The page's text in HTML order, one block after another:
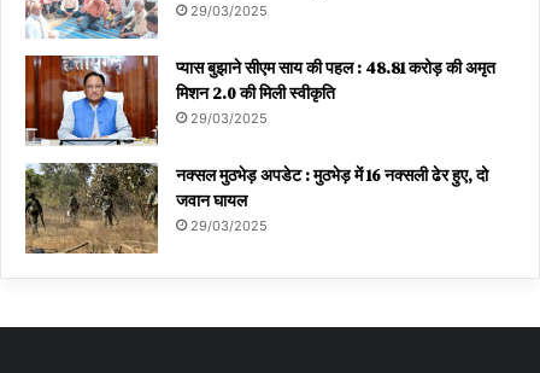
29/03/2025
प्यास बुझाने सीएम साय की पहल : 48.81 करोड़ की अमृत
मिशन 2.0 की मिली स्वीकृति
29/03/2025
नक्सल मुठभेड़ अपडेट : मुठभेड़ में 16 नक्सली ढेर हुए, दो
जवान घायल
29/03/2025